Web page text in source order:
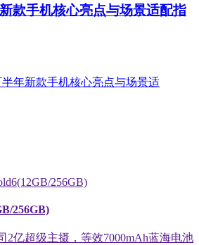
款手机核心亮点与场景适配指
256GB)
2亿超级主摄，等效7000mAh蓝海电池